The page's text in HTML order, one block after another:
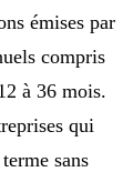
émises par
compris
à 36 mois.
qui
sans